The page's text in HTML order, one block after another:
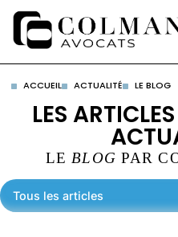
ACCUEIL ACTUALITÉ LE BLOG
LES
LE BLOGPAR
Tous les articles